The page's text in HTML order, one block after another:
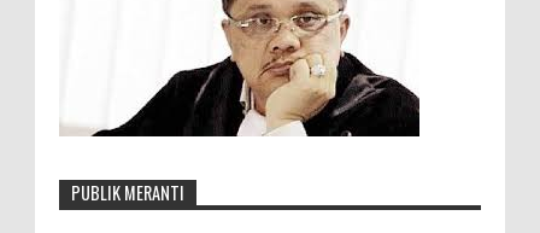
PUBLIK MERANTI